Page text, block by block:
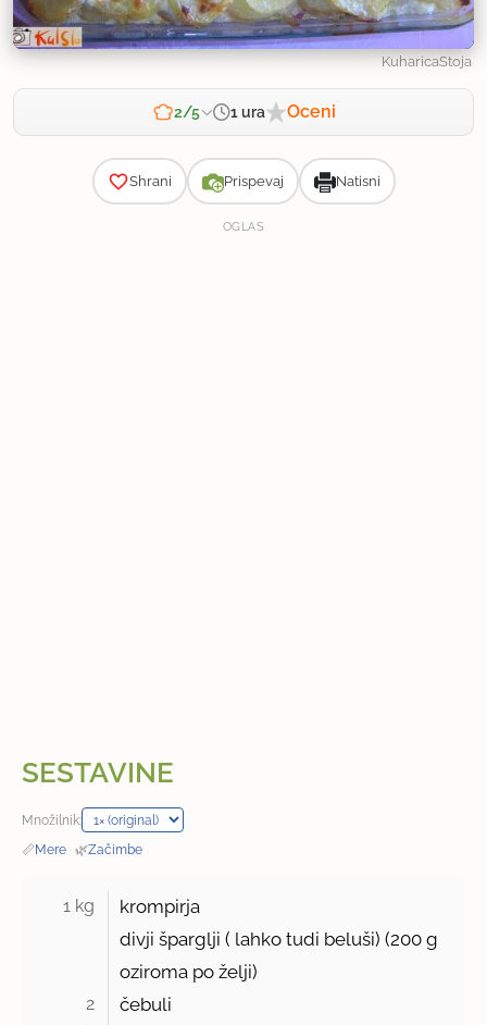
KuharicaStoja
2/5 1 ura Oceni
Shrani Prispevaj Natisni
OGLAS
SESTAVINE
Množilnik:
📏Mere · 🌿Začimbe
1 kg
krompirja
divji šparglji ( lahko tudi beluši) (200 g
oziroma po želji)
2 čebuli